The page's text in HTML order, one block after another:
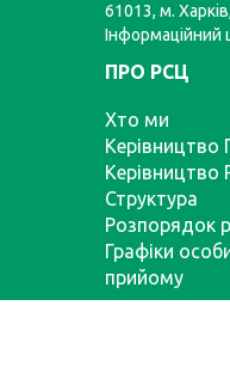
61013, м.
Інформаційний
ПРО РСЦ
Хто ми
Структура
Розпорядок
Графіки
прийому